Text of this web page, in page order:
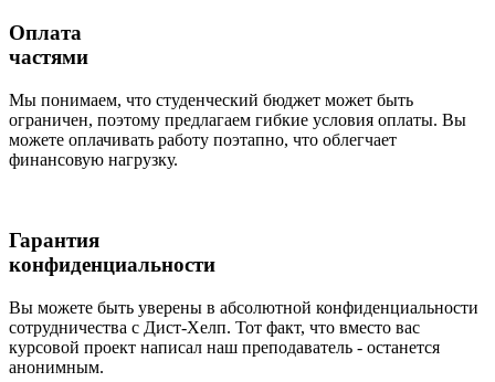
Оплата
частями
Мы понимаем, что студенческий бюджет может быть
ограничен, поэтому предлагаем гибкие условия оплаты. Вы
можете оплачивать работу поэтапно, что облегчает
финансовую нагрузку.
Гарантия
конфиденциальности
Вы можете быть уверены в абсолютной конфиденциальности
сотрудничества с Дист-Хелп. Тот факт, что вместо вас
курсовой проект написал наш преподаватель - останется
анонимным.